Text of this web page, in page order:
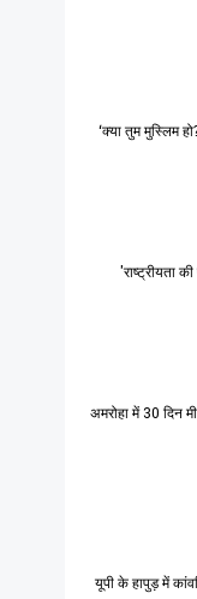
‘क्या तुम मुस्लिम
'राष्ट्रीयता
अमरोहा में 30 दिन
यूपी के हापुड़ में